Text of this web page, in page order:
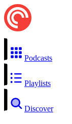
Podcasts
Playlists
Discover